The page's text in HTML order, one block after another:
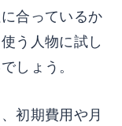
合っているか
う人物に試し
しょう。
初期費用や月